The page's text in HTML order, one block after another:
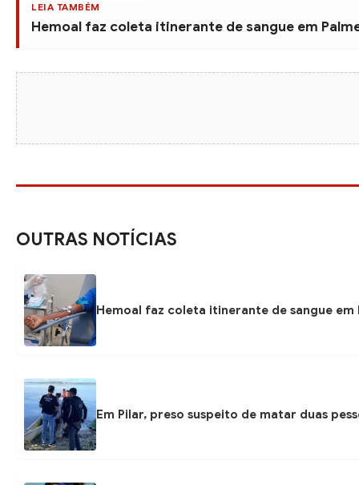
LEIA TAMBÉM
Hemoal faz coleta itinerante de sangue em
OUTRAS NOTÍCIAS
Hemoal faz coleta itinerante de sangue em
Em Pilar, preso suspeito de matar duas